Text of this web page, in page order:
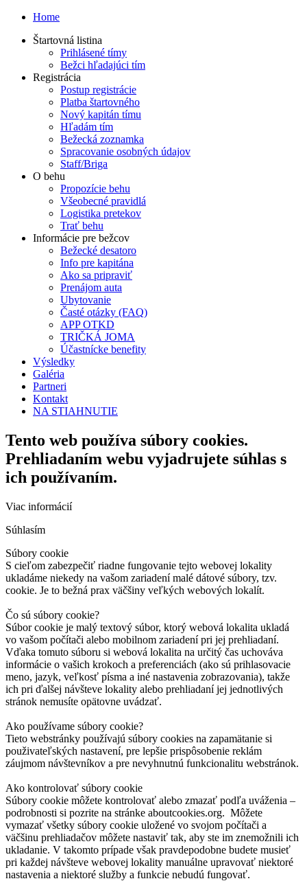
Home
Štartovná listina
Prihlásené tímy
Bežci hľadajúci tím
Registrácia
Postup registrácie
Platba štartovného
Nový kapitán tímu
Hľadám tím
Bežecká zoznamka
Spracovanie osobných údajov
Staff/Briga
O behu
Propozície behu
Všeobecné pravidlá
Logistika pretekov
Trať behu
Informácie pre bežcov
Bežecké desatoro
Info pre kapitána
Ako sa pripraviť
Prenájom auta
Ubytovanie
Časté otázky (FAQ)
APP OTKD
TRIČKÁ JOMA
Účastnícke benefity
Výsledky
Galéria
Partneri
Kontakt
NA STIAHNUTIE
Tento web používa súbory cookies.
Prehliadaním webu vyjadrujete súhlas s
ich používaním.
Viac informácií
Súhlasím
Súbory cookie
S cieľom zabezpečiť riadne fungovanie tejto webovej lokality
ukladáme niekedy na vašom zariadení malé dátové súbory, tzv.
cookie. Je to bežná prax väčšiny veľkých webových lokalít.
Čo sú súbory cookie?
Súbor cookie je malý textový súbor, ktorý webová lokalita ukladá
vo vašom počítači alebo mobilnom zariadení pri jej prehliadaní.
Vďaka tomuto súboru si webová lokalita na určitý čas uchováva
informácie o vašich krokoch a preferenciách (ako sú prihlasovacie
meno, jazyk, veľkosť písma a iné nastavenia zobrazovania), takže
ich pri ďalšej návšteve lokality alebo prehliadaní jej jednotlivých
stránok nemusíte opätovne uvádzať.
Ako používame súbory cookie?
Tieto webstránky používajú súbory cookies na zapamätanie si
použivateľských nastavení, pre lepšie prispôsobenie reklám
záujmom návštevníkov a pre nevyhnutnú funkcionalitu webstránok.
Ako kontrolovať súbory cookie
Súbory cookie môžete kontrolovať alebo zmazať podľa uváženia –
podrobnosti si pozrite na stránke aboutcookies.org. Môžete
vymazať všetky súbory cookie uložené vo svojom počítači a
väčšinu prehliadačov môžete nastaviť tak, aby ste im znemožnili ich
ukladanie. V takomto prípade však pravdepodobne budete musieť
pri každej návšteve webovej lokality manuálne upravovať niektoré
nastavenia a niektoré služby a funkcie nebudú fungovať.